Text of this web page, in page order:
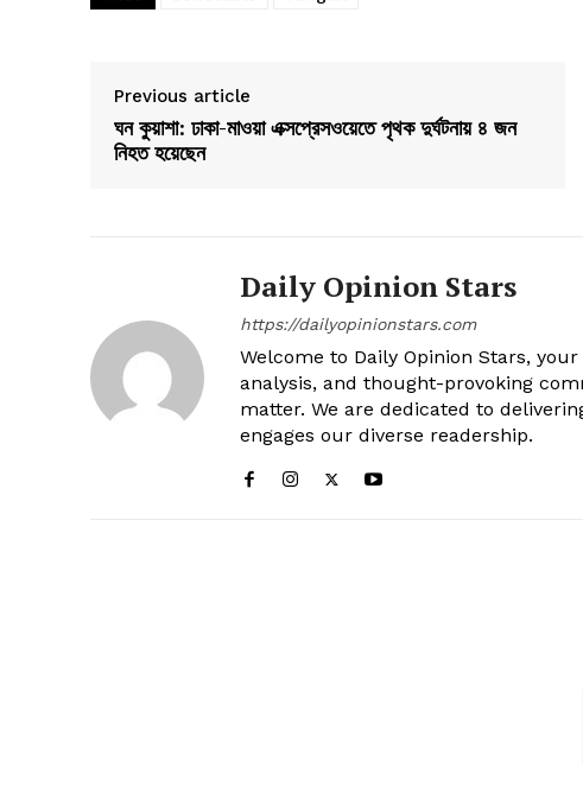
Previous article
ঘন কুয়াশা: ঢাকা-মাওয়া এক্সপ্রেসওয়েতে পৃথক দুর্ঘটনায় ৪ জন
নিহত হয়েছেন
Daily Opinion Stars
https://dailyopinionstars.com
Welcome to Daily Opinion Stars,
analysis, and thought-provoking
matter. We are dedicated to
engages our diverse readership.